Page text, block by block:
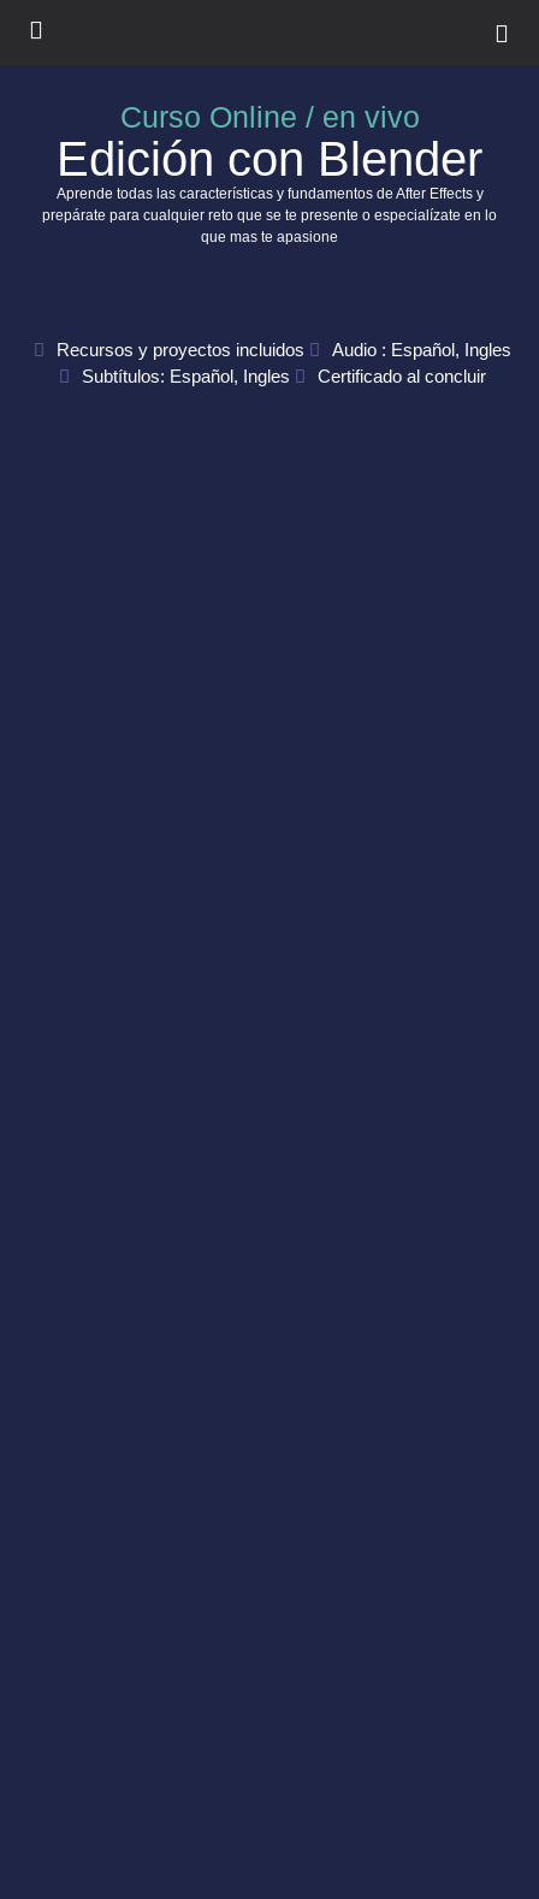
Curso Online / en vivo
Edición con Blender
Aprende todas las características y fundamentos de After Effects y
prepárate para cualquier reto que se te presente o especialízate en lo
que mas te apasione
Recursos y proyectos incluidos
Audio : Español, Ingles
Subtítulos: Español, Ingles
Certificado al concluir